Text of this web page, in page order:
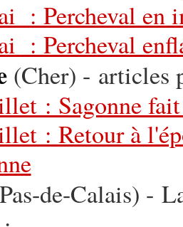
: Percheval en
: Percheval
(Cher) - articles
: Sagonne
: Retour à
de-Calais) -